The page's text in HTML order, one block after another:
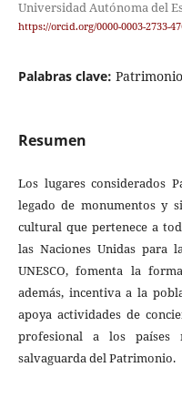
Universidad Autónoma del
https://orcid.org/0000-0003-2733-
Palabras clave:
Resumen
Los lugares considerados
legado de monumentos y
cultural que pertenece a
las Naciones Unidas para
UNESCO, fomenta la
además, incentiva a la
apoya actividades de
profesional a los
salvaguarda del Patrimonio.